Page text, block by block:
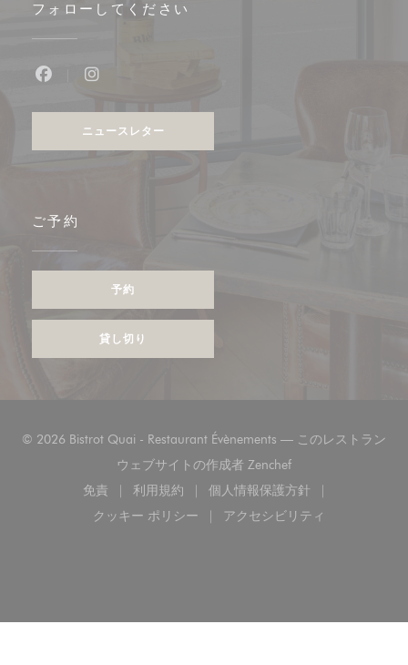
フォローしてください
ニュースレター
ご予約
予約
貸し切り
© 2026 Bistrot Quai - Restaurant Évènements — このレストラン
ウェブサイトの作成者 Zenchef((新しいウィンドウ
免責
((新しいウィンドウで開きます))
利用規約
((新しいウィンドウで開きます))
個人情報保護方針
((新しいウィンドウで
クッキー ポリシー
((新しいウィンドウで開きます))
アクセシビリティ
((新しいウィンドウで